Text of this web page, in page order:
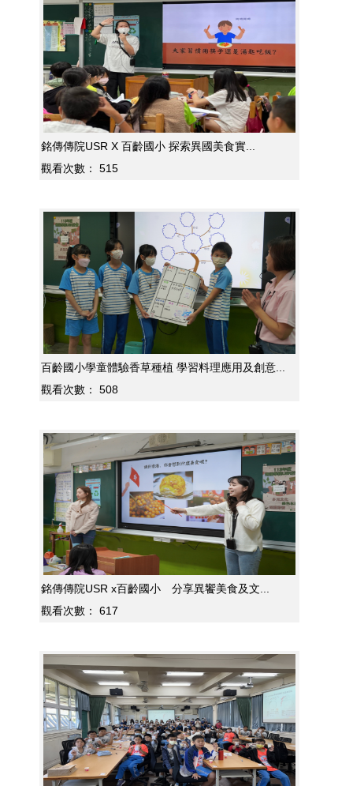
銘傳傳院USR X 百齡國小 探索異國美食實...
觀看次數：
515
百齡國小學童體驗香草種植 學習料理應用及創意...
觀看次數：
508
銘傳傳院USR x百齡國小 分享異饗美食及文...
觀看次數：
617